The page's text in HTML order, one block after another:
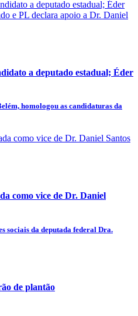
a deputado estadual; Éder
homologou as candidaturas da
como vice de Dr. Daniel
sociais da deputada federal Dra.
de plantão